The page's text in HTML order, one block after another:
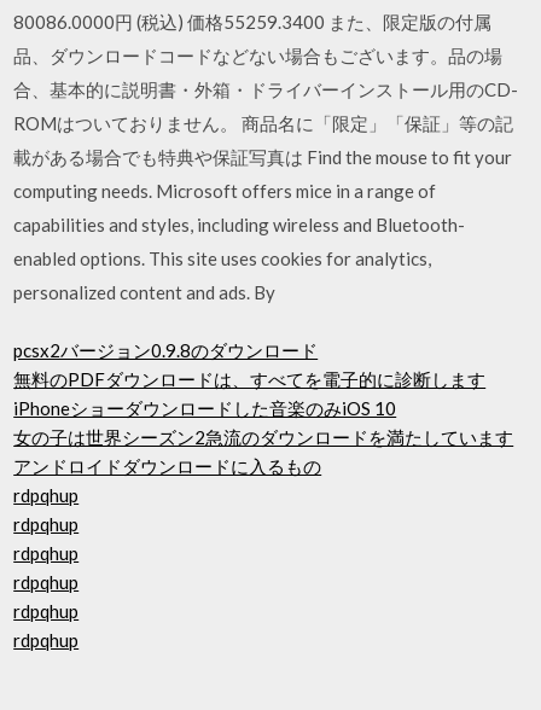
80086.0000円 (税込) 価格55259.3400 また、限定版の付属
品、ダウンロードコードなどない場合もございます。品の場
合、基本的に説明書・外箱・ドライバーインストール用のCD-
ROMはついておりません。 商品名に「限定」「保証」等の記
載がある場合でも特典や保証写真は Find the mouse to fit your
computing needs. Microsoft offers mice in a range of
capabilities and styles, including wireless and Bluetooth-
enabled options. This site uses cookies for analytics,
personalized content and ads. By
pcsx2バージョン0.9.8のダウンロード
無料のPDFダウンロードは、すべてを電子的に診断します
iPhoneショーダウンロードした音楽のみiOS 10
女の子は世界シーズン2急流のダウンロードを満たしています
アンドロイドダウンロードに入るもの
rdpqhup
rdpqhup
rdpqhup
rdpqhup
rdpqhup
rdpqhup